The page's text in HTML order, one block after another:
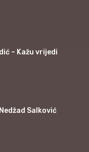
– Kažu vrijedi
Salković